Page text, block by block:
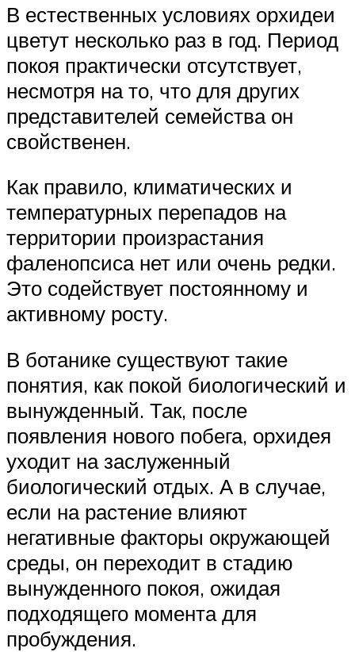
В естественных условиях орхидеи
цветут несколько раз в год. Период
покоя практически отсутствует,
несмотря на то, что для других
представителей семейства он
свойственен.
Как правило, климатических и
температурных перепадов на
территории произрастания
фаленопсиса нет или очень редки.
Это содействует постоянному и
активному росту.
В ботанике существуют такие
понятия, как покой биологический и
вынужденный. Так, после
появления нового побега, орхидея
уходит на заслуженный
биологический отдых. А в случае,
если на растение влияют
негативные факторы окружающей
среды, он переходит в стадию
вынужденного покоя, ожидая
подходящего момента для
пробуждения.